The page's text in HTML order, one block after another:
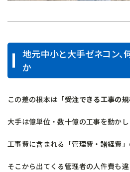
地元中小と大手ゼネコン、
か
この差の根本は 「受注できる工事の規
大手は億単位・数十億の工事を動かし
工事費に含まれる「管理費・諸経費」
そこから出てくる管理者の人件費も違